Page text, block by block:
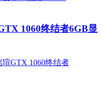
1060终结者6GB显